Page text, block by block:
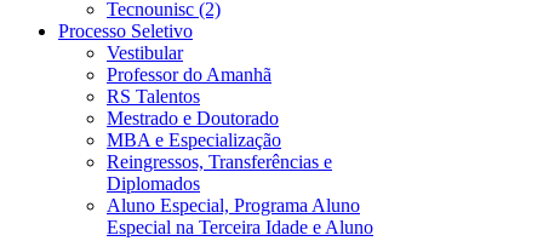
Tecnounisc (2)
Processo Seletivo
Vestibular
Professor do Amanhã
RS Talentos
Mestrado e Doutorado
MBA e Especialização
Reingressos, Transferências e
Diplomados
Aluno Especial, Programa Aluno
Especial na Terceira Idade e Aluno